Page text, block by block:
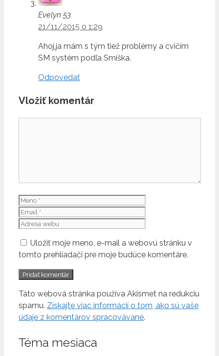
Evelyn 53
21/11/2015 o 1:29
Ahoj,ja mám s tým tiež problémy a cvičím
SM systém podľa Smíška.
Odpovedať
Vložiť komentár
Meno
Uložiť moje meno, e-mail a webovú stránku v
tomto prehliadači pre moje budúce komentáre.
Táto webová stránka používa Akismet na redukciu
spamu. Získajte viac informácií o tom, ako sú vaše
údaje z komentárov spracovávané.
Téma mesiaca